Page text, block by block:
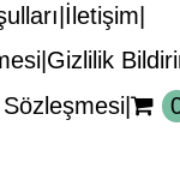
İletişim
Gizlilik